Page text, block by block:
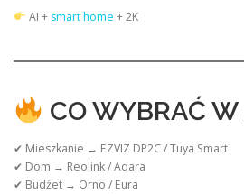
AI + smart home + 2K
CO WYBRAĆ
✔ Mieszkanie → EZVIZ DP2C / Tuya Smart
✔ Dom → Reolink / Aqara
✔ Budżet → Orno / Eura